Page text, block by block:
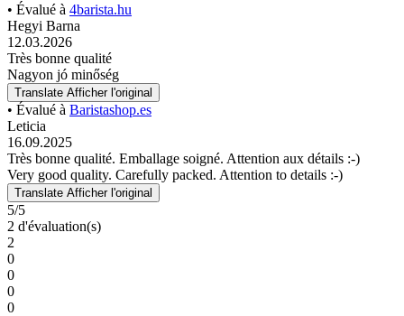
• Évalué à 4barista.hu
Hegyi Barna
12.03.2026
Très bonne qualité
Nagyon jó minőség
Translate Afficher l'original
• Évalué à Baristashop.es
Leticia
16.09.2025
Très bonne qualité. Emballage soigné. Attention aux détails :-)
Very good quality. Carefully packed. Attention to details :-)
Translate Afficher l'original
5/5
2 d'évaluation(s)
2
0
0
0
0